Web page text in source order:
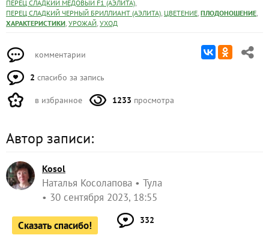
ПЕРЕЦ СЛАДКИЙ МЕДОВЫЙ F1 (АЭЛИТА),
ПЕРЕЦ СЛАДКИЙ ЧЕРНЫЙ БРИЛЛИАНТ (АЭЛИТА), ЦВЕТЕНИЕ, ПЛОДОНОШЕНИЕ,
ХАРАКТЕРИСТИКИ, УРОЖАЙ, УХОД
комментарии
2 спасибо за запись
в избранное 1233 просмотра
Автор записи:
Kosol
Наталья Косолапова
Тула
30 сентября 2023, 18:55
Сказать спасибо! 332